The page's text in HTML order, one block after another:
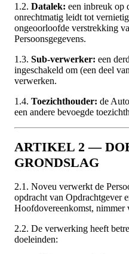
1.2. Datalek: een inbreuk op
onrechtmatig leidt tot
ongeoorloofde verstrekking
Persoonsgegevens.
1.3. Sub-verwerker: een
ingeschakeld om (een deel
verwerken.
1.4. Toezichthouder: de
een andere bevoegde
ARTIKEL 2 —
GRONDSLAG
2.1. Noveu verwerkt de
opdracht van Opdrachtgever
Hoofdovereenkomst, nimmer
2.2. De verwerking heeft
doeleinden: